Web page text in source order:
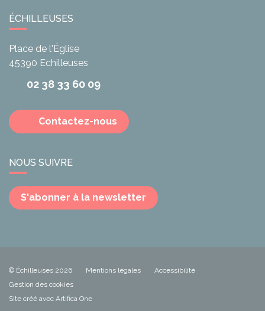
ÉCHILLEUSES
Place de l'Église
45390 Echilleuses
02 38 33 60 09
Contactez-nous
NOUS SUIVRE
S'abonner à la newsletter
© Échilleuses 2026 Mentions légales
Accessibilité
Gestion des cookies
Site créé avec Artifica One